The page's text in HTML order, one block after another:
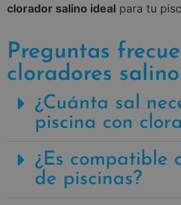
clorador salino ideal para tu
Preguntas
cloradores
¿Cuánta sal
piscina con
¿Es compatible
de piscinas?